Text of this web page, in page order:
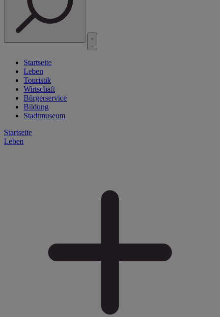
Startseite
Leben
Touristik
Wirtschaft
Bürgerservice
Bildung
Stadtmuseum
Startseite
Leben